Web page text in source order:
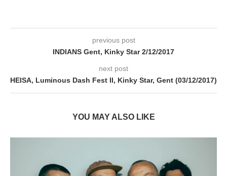
previous post
INDIANS Gent, Kinky Star 2/12/2017
next post
HEISA, Luminous Dash Fest II, Kinky Star, Gent (03/12/2017)
YOU MAY ALSO LIKE